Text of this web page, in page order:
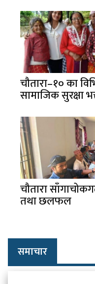
चौतारा–१० का
सामाजिक सुरक्षा
चौतारा
तथा छलफल
समाचार